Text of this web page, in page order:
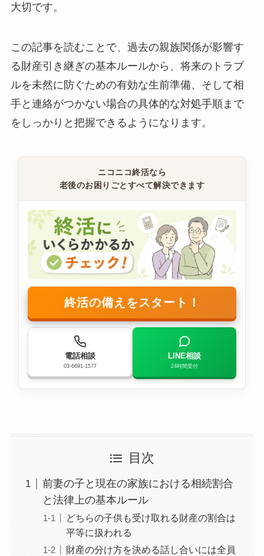
大切です。
この記事を読むことで、過去の親族関係が影響す
る財産引き継ぎの基本ルールから、将来のトラブ
ルを未然に防ぐための有効な生前準備、そして相
手と連絡がつかない場合の具体的な対処手順まで
をしっかりと把握できるようになります。
ニコニコ終活なら
老後のお困りごとすべて解決できます
終活の備えをスタート！
電話相談
03-6691-1577
LINE相談
24時間受付
目次
前妻の子と現在の家族における相続割合
と法律上の基本ルール
どちらの子供も受け取れる財産の割合は
平等に扱われる
財産の分け方を決める話し合いには全員